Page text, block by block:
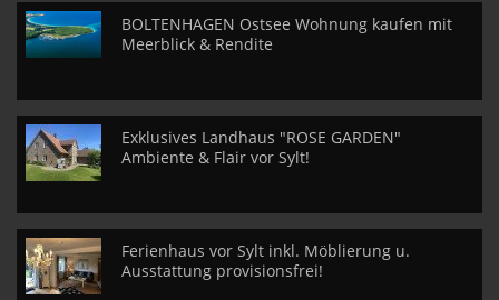
BOLTENHAGEN Ostsee Wohnung kaufen mit
Meerblick & Rendite
Exklusives Landhaus "ROSE GARDEN"
Ambiente & Flair vor Sylt!
Ferienhaus vor Sylt inkl. Möblierung u.
Ausstattung provisionsfrei!